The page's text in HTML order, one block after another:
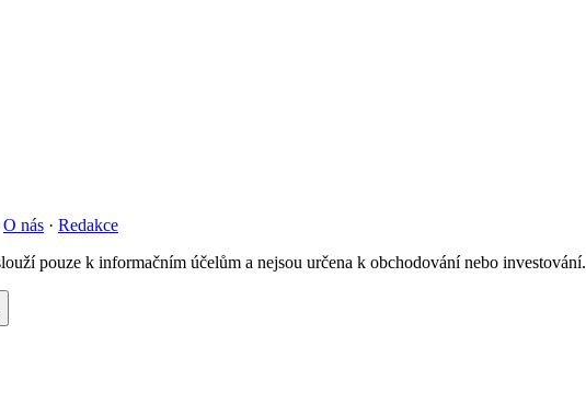
O nás · Redakce
pouze k informačním účelům a nejsou určena k obchodování nebo investování.